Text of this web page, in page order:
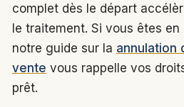
complet dès le départ
le traitement. Si vous êtes
notre guide sur la annulation
vente vous rappelle vos
prêt.